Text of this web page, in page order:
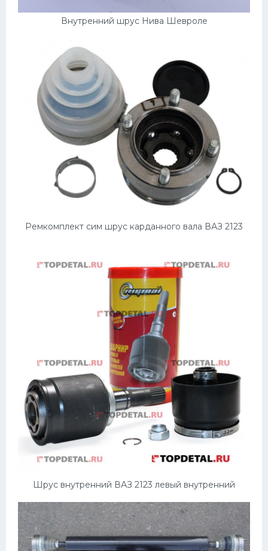
Внутренний шрус Нива Шевроле
Ремкомплект сим шрус карданного вала ВАЗ 2123
Шрус внутренний ВАЗ 2123 левый внутренний